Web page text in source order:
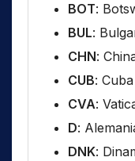
BOT:
BUL:
CHN:
CUB: Cuba
CVA:
D:
DNK: